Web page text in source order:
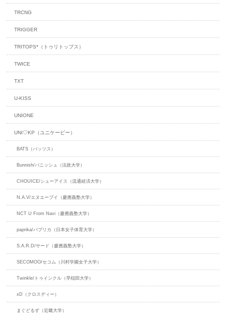
TRCNG
TRIGGER
TRITOPS*（トゥリトップス）
TWICE
TXT
U-KISS
UNIONE
UNI♡KP（ユニケーピー）
BATS（バッツス）
Bunnish/バニッシュ（法政大学）
CHOUICE/シューアイス（流通経済大学）
N.A.V/エヌエーブイ（慶應義塾大学）
NCT U From Navi（慶應義塾大学）
paprika/パプリカ（日本女子体育大学）
S.A.R.D/サード（慶應義塾大学）
SECOMOO/セコム（川村学園女子大学）
Twinkle/トゥインクル（早稲田大学）
xD（クロスディー）
まぐどるず（近畿大学）